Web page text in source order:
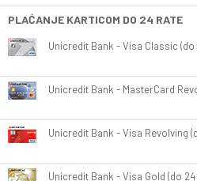
PLAĆANJE KARTICOM DO 24 RATE
Unicredit Bank - Visa Classic (do
Unicredit Bank - MasterCard
Unicredit Bank - Visa Revolving
Unicredit Bank - Visa Gold (do